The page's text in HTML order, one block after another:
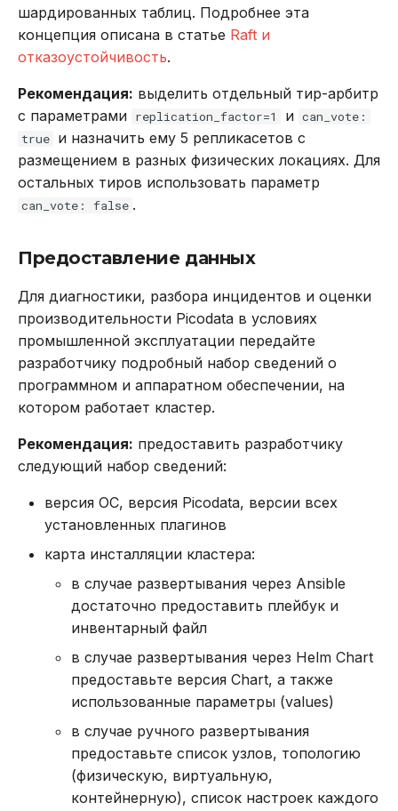
шардированных таблиц. Подробнее эта
концепция описана в статье Raft и
отказоустойчивость.
Рекомендация: выделить отдельный тир-арбитр
с параметрами replication_factor=1 и can_vote:
true и назначить ему 5 репликасетов c
размещением в разных физических локациях. Для
остальных тиров использовать параметр
can_vote: false .
Предоставление данных
Для диагностики, разбора инцидентов и оценки
производительности Picodata в условиях
промышленной эксплуатации передайте
разработчику подробный набор сведений о
программном и аппаратном обеспечении, на
котором работает кластер.
Рекомендация: предоставить разработчику
следующий набор сведений:
версия ОС, версия Picodata, версии всех
установленных плагинов
карта инсталляции кластера:
в случае развертывания через Ansible
достаточно предоставить плейбук и
инвентарный файл
в случае развертывания через Helm Chart
предоставьте версия Chart, а также
использованные параметры (values)
в случае ручного развертывания
предоставьте список узлов, топологию
(физическую, виртуальную,
контейнерную), список настроек каждого